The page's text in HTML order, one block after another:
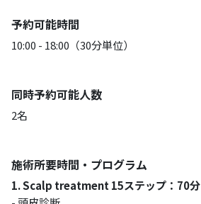
予約可能時間
10:00 - 18:00（30分単位）
同時予約可能人数
2名
施術所要時間・プログラム
1. Scalp treatment 15ステップ：70分